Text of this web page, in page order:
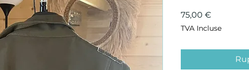
75,00 €
TVA Incluse